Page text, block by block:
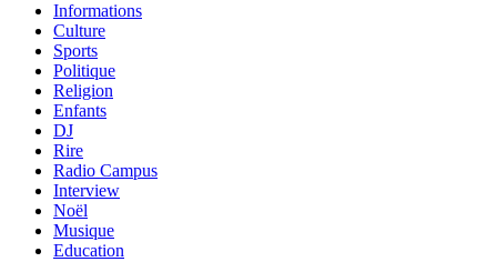
Informations
Culture
Sports
Politique
Religion
Enfants
DJ
Rire
Radio Campus
Interview
Noël
Musique
Education